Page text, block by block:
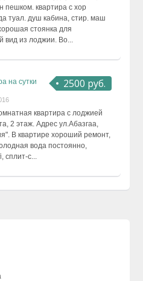
пешком. квартира с хор
туал. душ кабина, стир. маш
стоянка для
вид из лоджии. Во...
2500 руб.
на сутки
квартира с лоджией
2 этаж. Адрес ул.Абазгаа,
В квартире хороший ремонт,
вода постоянно,
сплит-с...